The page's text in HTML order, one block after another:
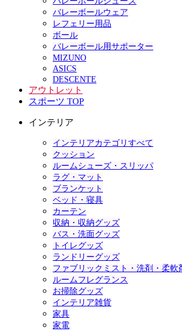
バレーボールウェア
レフェリー用品
ボール
バレーボール用サポーター
MIZUNO
ASICS
DESCENTE
アウトレット
スポーツ TOP
インテリア
インテリアカテゴリすべて
クッション
ルームシューズ・スリッパ
ラグ・マット
ブランケット
ベッド・寝具
カーテン
収納・収納グッズ
バス・洗面グッズ
トイレグッズ
ランドリーグッズ
ファブリックミスト・洗剤・柔軟
ルームフレグランス
お掃除グッズ
インテリア雑貨
家具
家電